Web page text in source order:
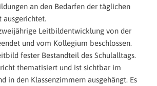
an den Bedarfen der täglichen
ausgerichtet.
Leitbildentwicklung von der
und vom Kollegium beschlossen.
fester Bestandteil des Schulalltags.
thematisiert und ist sichtbar im
in den Klassenzimmern ausgehängt. Es